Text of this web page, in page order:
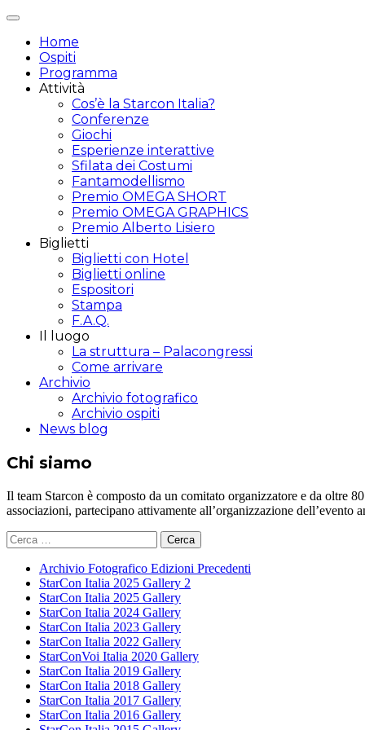
Attiva/disattiva
navigazione
Home
Ospiti
Programma
Attività
Cos’è la Starcon Italia?
Conferenze
Giochi
Esperienze interattive
Sfilata dei Costumi
Fantamodellismo
Premio OMEGA SHORT
Premio OMEGA GRAPHICS
Premio Alberto Lisiero
Biglietti
Biglietti con Hotel
Biglietti online
Espositori
Stampa
F.A.Q.
Il luogo
La struttura – Palacongressi
Come arrivare
Archivio
Archivio fotografico
Archivio ospiti
News blog
Chi siamo
Il team Starcon è composto da un comitato organizzatore e da oltre
associazioni, partecipano attivamente all’organizzazione
Ricerca
per:
Archivio Fotografico Edizioni Precedenti
StarCon Italia 2025 Gallery 2
StarCon Italia 2025 Gallery
StarCon Italia 2024 Gallery
StarCon Italia 2023 Gallery
StarCon Italia 2022 Gallery
StarConVoi Italia 2020 Gallery
StarCon Italia 2019 Gallery
StarCon Italia 2018 Gallery
StarCon Italia 2017 Gallery
StarCon Italia 2016 Gallery